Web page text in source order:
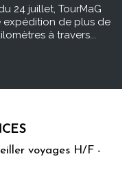
24 juillet, TourMaG
expédition de plus de
à travers...
voyages H/F -